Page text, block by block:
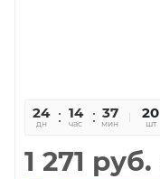
24
дн
14
час
37
мин
18
сек
20
шт
1 271 руб.